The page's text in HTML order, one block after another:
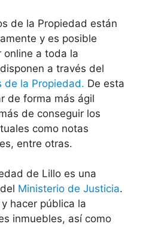
de la Propiedad están
y es posible
online a toda la
a través del
de la Propiedad. De esta
de forma más ágil
de conseguir los
como notas
entre otras.
de Lillo es una
Ministerio de Justicia.
hacer pública la
inmuebles, así como